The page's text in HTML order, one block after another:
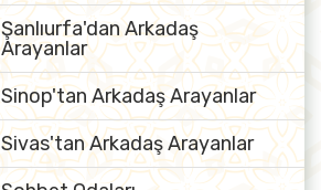
Şanlıurfa'dan Arkadaş
Arayanlar
Sinop'tan Arkadaş Arayanlar
Sivas'tan Arkadaş Arayanlar